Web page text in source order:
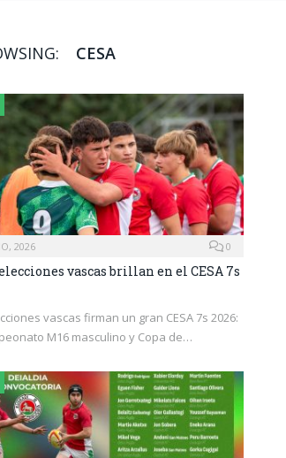
CESA
2026 0
vascas brillan en el CESA 7s
vascas firman un gran CESA 7s 2026:
M16 masculino y Copa de…